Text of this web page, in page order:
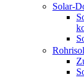
Solar-